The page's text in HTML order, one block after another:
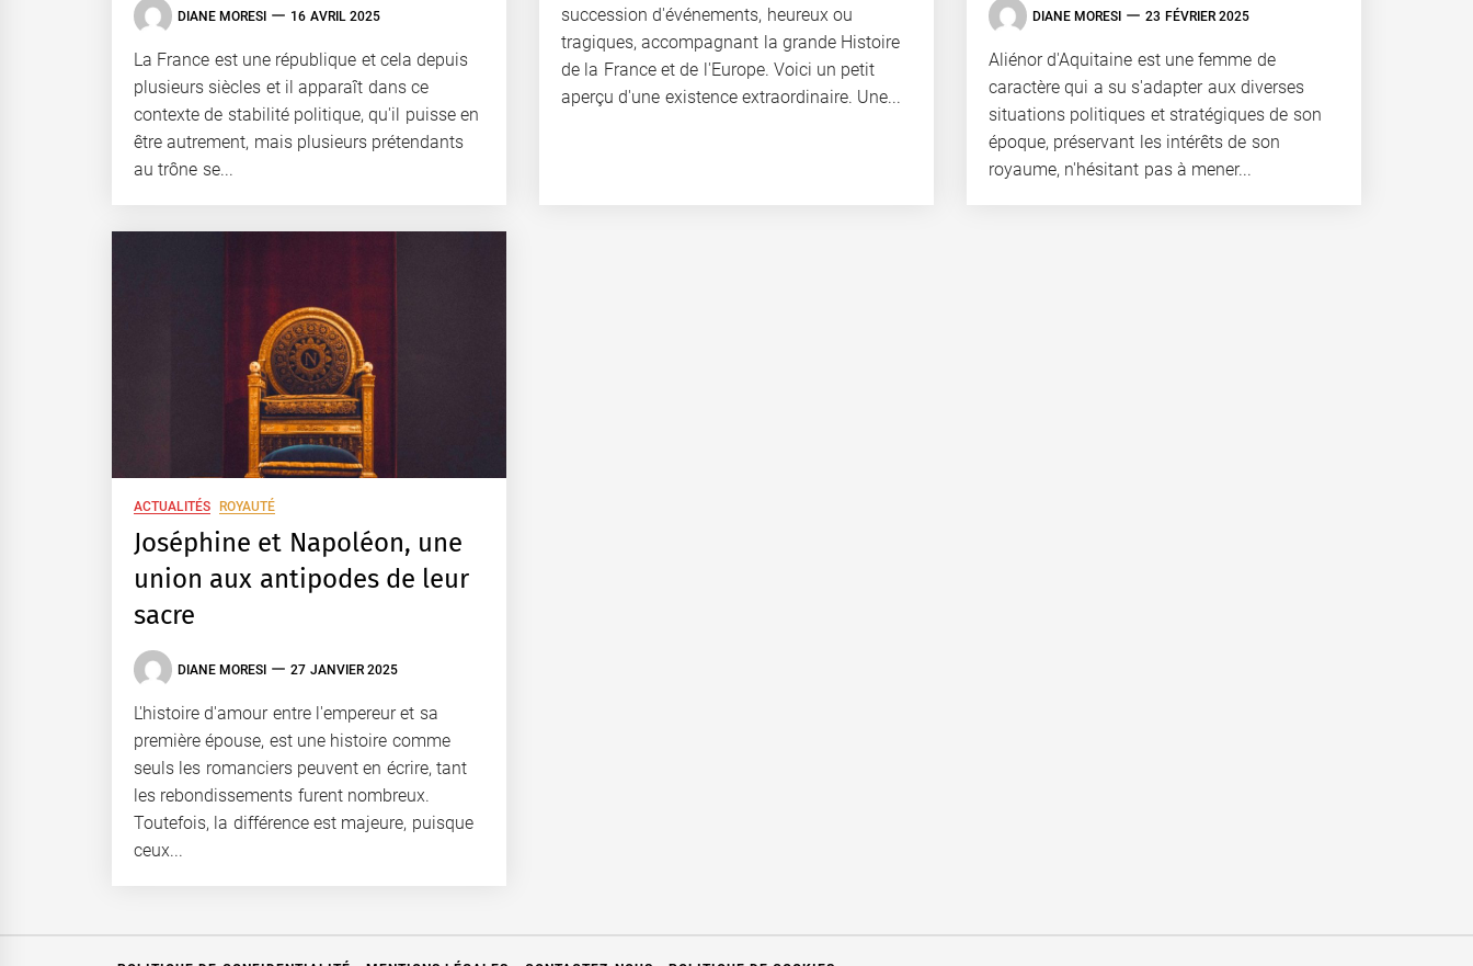
DIANE MORESI 16 AVRIL 2025
La France est une république et cela depuis
plusieurs siècles et il apparaît dans ce
contexte de stabilité politique, qu'il puisse en
être autrement, mais plusieurs prétendants
au trône se...
succession d'événements, heureux ou
tragiques, accompagnant la grande Histoire
de la France et de l'Europe. Voici un petit
aperçu d'une existence extraordinaire. Une...
DIANE MORESI 23 FÉVRIER 2025
Aliénor d'Aquitaine est une femme de
caractère qui a su s'adapter aux diverses
situations politiques et stratégiques de son
époque, préservant les intérêts de son
royaume, n'hésitant pas à mener...
ACTUALITÉS ROYAUTÉ
Joséphine et Napoléon, une
union aux antipodes de leur
sacre
DIANE MORESI 27 JANVIER 2025
L'histoire d'amour entre l'empereur et sa
première épouse, est une histoire comme
seuls les romanciers peuvent en écrire, tant
les rebondissements furent nombreux.
Toutefois, la différence est majeure, puisque
ceux...